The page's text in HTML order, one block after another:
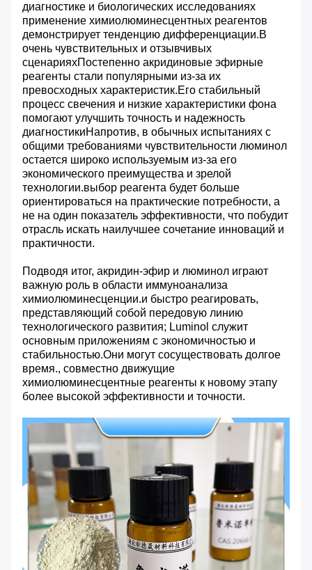
диагностике и биологических исследованиях
применение химиолюминесцентных реагентов
демонстрирует тенденцию дифференциации.В
очень чувствительных и отзывчивых
сценарияхПостепенно акридиновые эфирные
реагенты стали популярными из-за их
превосходных характеристик.Его стабильный
процесс свечения и низкие характеристики фона
помогают улучшить точность и надежность
диагностикиНапротив, в обычных испытаниях с
общими требованиями чувствительности люминол
остается широко используемым из-за его
экономического преимущества и зрелой
технологии.выбор реагента будет больше
ориентироваться на практические потребности, а
не на один показатель эффективности, что побудит
отрасль искать наилучшее сочетание инноваций и
практичности.
Подводя итог, акридин-эфир и люминол играют
важную роль в области иммуноанализа
химиолюминесценции.и быстро реагировать,
представляющий собой передовую линию
технологического развития; Luminol служит
основным приложениям с экономичностью и
стабильностью.Они могут сосуществовать долгое
время., совместно движущие
химиолюминесцентные реагенты к новому этапу
более высокой эффективности и точности.